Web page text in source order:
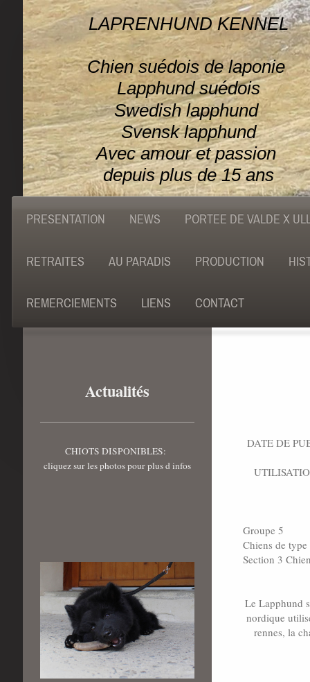
LAPRENHUND KENNEL
Chien suédois de laponie
Lapphund suédois
Swedish lapphund
Svensk lapphund
Avec amour et passion
depuis plus de 15 ans
PRESENTATION NEWS PORTEE DE VALDE X
RETRAITES AU PARADIS PRODUCTION
REMERCIEMENTS LIENS CONTACT
DATE DE
Groupe 5
Chiens de
Section 3
Le Lapphund
nordique
rennes, la
Actualités
CHIOTS DISPONIBLES:
cliquez sur les photos pour plus d infos